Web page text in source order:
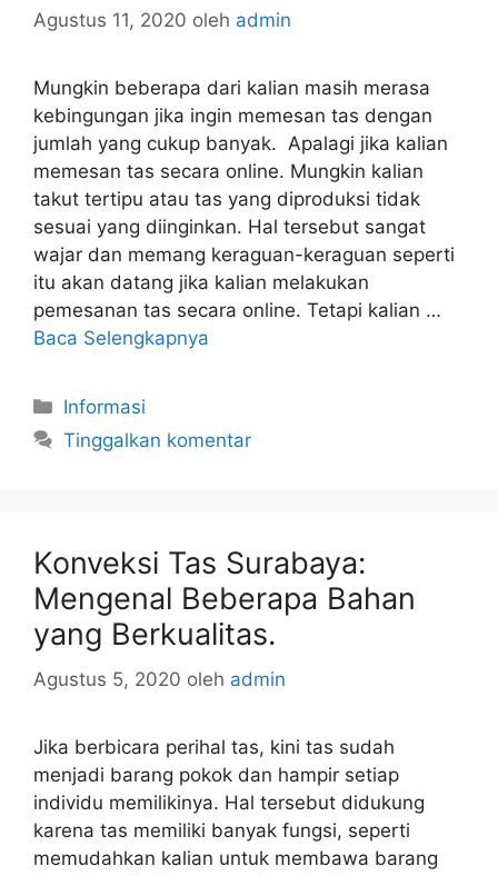
Agustus 11, 2020 oleh admin
Mungkin beberapa dari kalian masih merasa
kebingungan jika ingin memesan tas dengan
jumlah yang cukup banyak. Apalagi jika kalian
memesan tas secara online. Mungkin kalian
takut tertipu atau tas yang diproduksi tidak
sesuai yang diinginkan. Hal tersebut sangat
wajar dan memang keraguan-keraguan seperti
itu akan datang jika kalian melakukan
pemesanan tas secara online. Tetapi kalian …
Baca Selengkapnya
Kategori
Informasi
Tinggalkan komentar
Konveksi Tas Surabaya:
Mengenal Beberapa Bahan
yang Berkualitas.
Agustus 5, 2020 oleh admin
Jika berbicara perihal tas, kini tas sudah
menjadi barang pokok dan hampir setiap
individu memilikinya. Hal tersebut didukung
karena tas memiliki banyak fungsi, seperti
memudahkan kalian untuk membawa barang